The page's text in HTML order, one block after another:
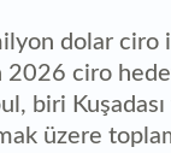
dolar ciro
2026 ciro
biri
üzere